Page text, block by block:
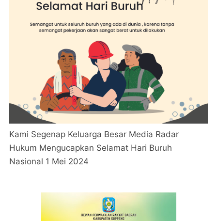
Kami Segenap Keluarga Besar Media Radar
Hukum Mengucapkan Selamat Hari Buruh
Nasional 1 Mei 2024